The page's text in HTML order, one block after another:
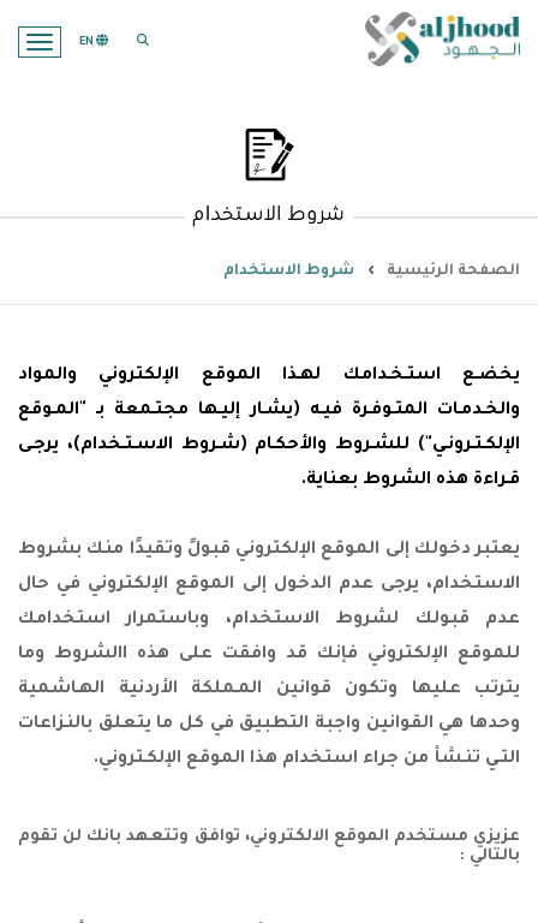
search opener
الصفحة الرئيسية شروط الاستخدام
يخضـع استـخـدامك لهـذا الموقع الإلكتروني والمواد
والخـدمـات المتـوفـرة فيـه (يشـار إليـها مجتـمعة بـ "المـوقع
الإلكـتـرونـي") للشـروط والأحكـام (شـروط الاسـتـخدام)، يرجـى
قـراءة هذه الشروط بعناية.
يعتبر دخولك إلى الموقع الإلكتروني قبولً وتقيدًا منك بشروط
الاستخدام، يرجى عدم الدخول إلى الموقع الإلكتروني في حال
عدم قبولك لشروط الاستخدام، وباستمرار استخدامك
للموقع الإلكتروني فإنك قد وافقت على هذه االشروط وما
يترتب عليها و‏تكون قوانين المـملكة الأردنية الهـاشمية
وحدها هي القوانين واجبة التطبيق في كل ما يتعلق بالنزاعات
التـي تنـشأ من جراء استخدام هذا الموقع الإلكـتروني.
عزيزي مستخدم الموقع الالكتروني، توافق وتتعهد بانك لن تقوم
بالتالي :